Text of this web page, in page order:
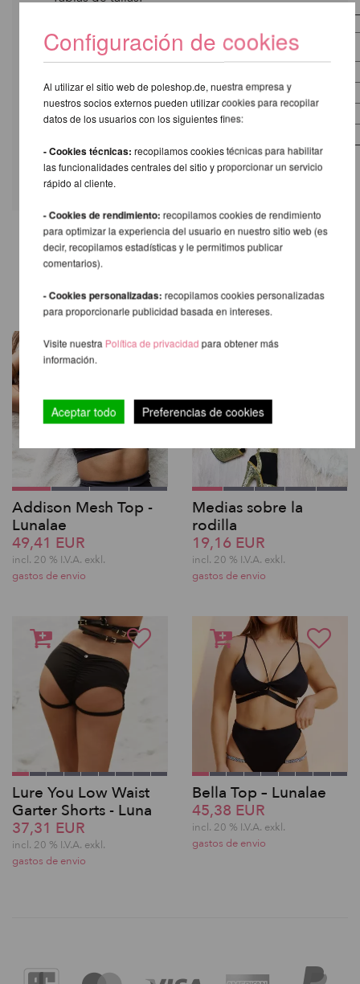
XS
83 cm 63 cm
M
93 cm 73 cm
L
98 cm 78 cm
OTROS PRODUCTOS DE LA
Addison Mesh Top -
Lunalae
49,41 EUR
incl. 20 % I.V.A. exkl.
gastos de envio
Medias sobre la
rodilla
19,16 EUR
incl. 20 % I.V.A. exkl.
gastos de envio
Lure You Low Waist
Garter Shorts - Luna
37,31 EUR
incl. 20 % I.V.A. exkl.
gastos de envio
Bella Top – Lunalae
45,38 EUR
incl. 20 % I.V.A. exkl.
gastos de envio
Configuración de cookies
Al utilizar el sitio web de poleshop.de, nuestra empresa y
nuestros socios externos pueden utilizar cookies para recopilar
datos de los usuarios con los siguientes fines:
- Cookies técnicas: recopilamos cookies técnicas para habilitar
las funcionalidades centrales del sitio y proporcionar un servicio
rápido al cliente.
- Cookies de rendimiento: recopilamos cookies de rendimiento
para optimizar la experiencia del usuario en nuestro sitio web (es
decir, recopilamos estadísticas y le permitimos publicar
comentarios).
- Cookies personalizadas: recopilamos cookies personalizadas
para proporcionarle publicidad basada en intereses.
Visite nuestra Política de privacidad para obtener más
información.
Aceptar todo Preferencias de cookies